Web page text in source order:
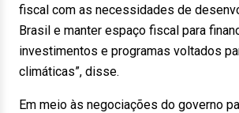
fiscal com as necessidades de
Brasil e manter espaço fiscal para
investimentos e programas voltados
climáticas”, disse.
Em meio às negociações do governo